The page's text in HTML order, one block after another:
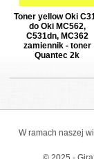
Toner yellow Oki
do Oki MC562,
C531dn, MC362
zamiennik - toner
Quantec 2k
W ramach naszej